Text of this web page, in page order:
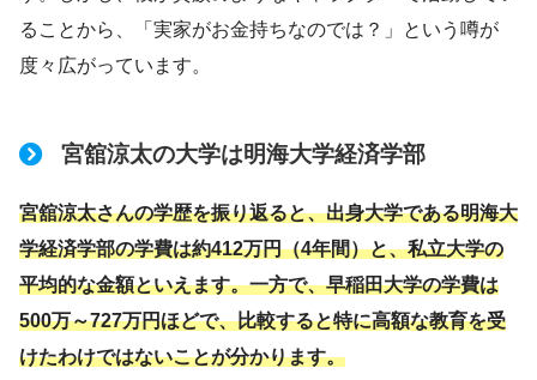
ることから、「実家がお金持ちなのでは？」という噂が
度々広がっています。
宮舘涼太の大学は明海大学経済学部
宮舘涼太さんの学歴を振り返ると、出身大学である明海大
学経済学部の学費は約412万円（4年間）と、私立大学の
平均的な金額といえます。一方で、早稲田大学の学費は
500万～727万円ほどで、比較すると特に高額な教育を受
けたわけではないことが分かります。